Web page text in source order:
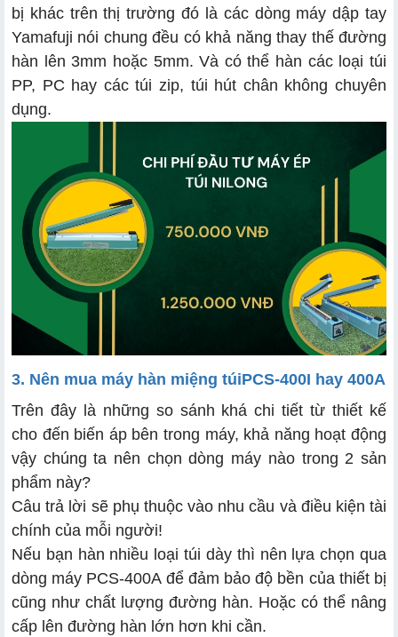
bị khác trên thị trường đó là các dòng máy dập tay
Yamafuji nói chung đều có khả năng thay thế đường
hàn lên 3mm hoặc 5mm. Và có thể hàn các loại túi
PP, PC hay các túi zip, túi hút chân không chuyên
dụng.
3. Nên mua máy hàn miệng túiPCS-400I hay 400A
Trên đây là những so sánh khá chi tiết từ thiết kế
cho đến biến áp bên trong máy, khả năng hoạt động
vậy chúng ta nên chọn dòng máy nào trong 2 sản
phẩm này?
Câu trả lời sẽ phụ thuộc vào nhu cầu và điều kiện tài
chính của mỗi người!
Nếu bạn hàn nhiều loại túi dày thì nên lựa chọn qua
dòng máy PCS-400A để đảm bảo độ bền của thiết bị
cũng như chất lượng đường hàn. Hoặc có thể nâng
cấp lên đường hàn lớn hơn khi cần.